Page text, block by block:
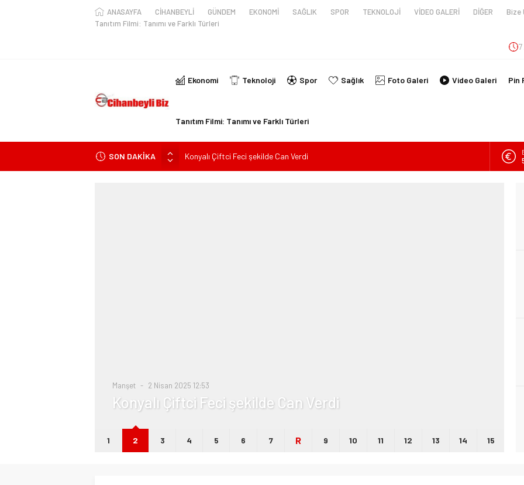
ANASAYFA CİHANBEYLİ GÜNDEM EKONOMİ SAĞLIK SPOR TEKNOLOJİ VİDEO GALERİ DİĞER Bize
Tanıtım Filmi: Tanımı ve Farklı Türleri
Ekonomi Teknoloji Spor Sağlık Foto Galeri Video Galeri Pin
Tanıtım Filmi: Tanımı ve Farklı Türleri
SON DAKİKA
Konyalı Çiftci Feci şekilde Can Verdi
Konya’da araçta oksijen tüpünün patlaması sonucu hayatını kaybeden biri bebek 2
Manşet 2 Nisan 2025 12:53
Konyalı Çiftci Feci şekilde Can Verdi
1 2 3 4 5 6 7 R 9 10 11 12 13 14 15